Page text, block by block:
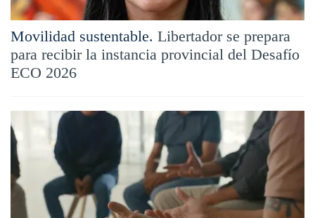
Movilidad sustentable. Libertador se prepara
para recibir la instancia provincial del Desafío
ECO 2026